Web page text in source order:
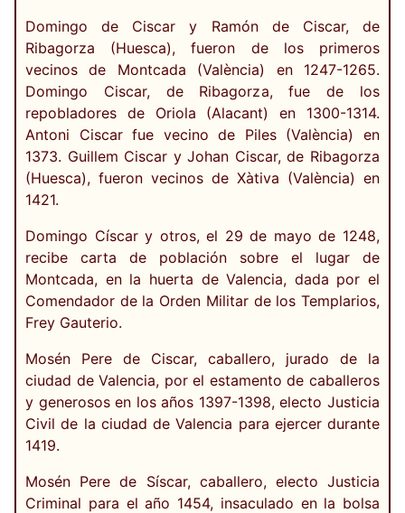
Domingo de Ciscar y Ramón de Ciscar, de
Ribagorza (Huesca), fueron de los primeros
vecinos de Montcada (València) en 1247-1265.
Domingo Ciscar, de Ribagorza, fue de los
repobladores de Oriola (Alacant) en 1300-1314.
Antoni Ciscar fue vecino de Piles (València) en
1373. Guillem Ciscar y Johan Ciscar, de Ribagorza
(Huesca), fueron vecinos de Xàtiva (València) en
1421.
Domingo Císcar y otros, el 29 de mayo de 1248,
recibe carta de población sobre el lugar de
Montcada, en la huerta de Valencia, dada por el
Comendador de la Orden Militar de los Templarios,
Frey Gauterio.
Mosén Pere de Ciscar, caballero, jurado de la
ciudad de Valencia, por el estamento de caballeros
y generosos en los años 1397-1398, electo Justicia
Civil de la ciudad de Valencia para ejercer durante
1419.
Mosén Pere de Síscar, caballero, electo Justicia
Criminal para el año 1454, insaculado en la bolsa